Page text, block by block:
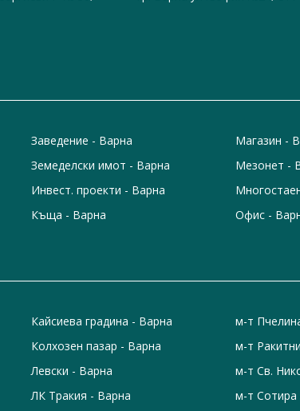
Заведение - Варна
Земеделски имот - Варна
Инвест. проекти - Варна
Къща - Варна
Магазин -
Мезонет -
Офис -
Кайсиева градина - Варна
Колхозен пазар - Варна
Левски - Варна
ЛК Тракия - Варна
м-т
м-т
м-т Св.
м-т Сотира